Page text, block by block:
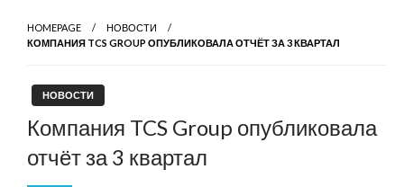
HOMEPAGE
НОВОСТИ
КОМПАНИЯ TCS GROUP ОПУБЛИКОВАЛА ОТЧЁТ ЗА 3 КВАРТАЛ
НОВОСТИ
Компания TCS Group опубликовала
отчёт за 3 квартал